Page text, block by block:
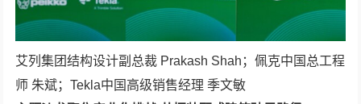
艾列集团结构设计副总裁 Prakash Shah；佩克中国总工程
师 朱斌；Tekla中国高级销售经理 季文敏